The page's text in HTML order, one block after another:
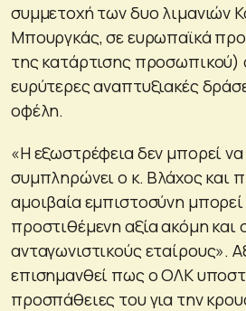
συμμετοχή των δυο λιμανιών
Μπουργκάς, σε ευρωπαϊκά
της κατάρτισης προσωπικού)
ευρύτερες αναπτυξιακές
οφέλη.
«Η εξωστρέφεια δεν μπορεί να
συμπληρώνει ο κ. Βλάχος και
αμοιβαία εμπιστοσύνη
προστιθέμενη αξία ακόμη και
ανταγωνιστικούς εταίρους».
επισημανθεί πως ο ΟΛΚ
προσπάθειες του για την